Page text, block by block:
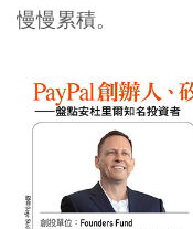
慢慢累積。